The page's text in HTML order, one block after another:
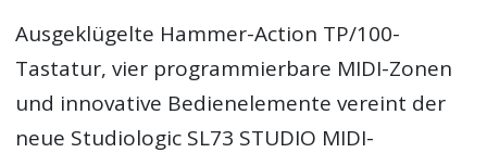
Ausgeklügelte Hammer-Action TP/100-
Tastatur, vier programmierbare MIDI-Zonen
und innovative Bedienelemente vereint der
neue Studiologic SL73 STUDIO MIDI-